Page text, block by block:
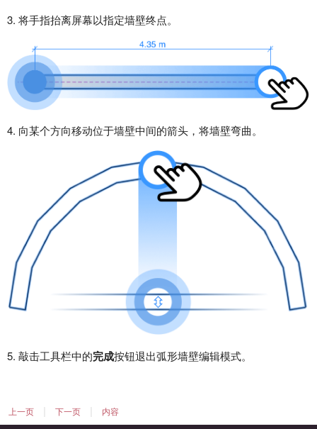
3. 将手指抬离屏幕以指定墙壁终点。
4. 向某个方向移动位于墙壁中间的箭头，将墙壁弯曲。
5. 敲击工具栏中的完成按钮退出弧形墙壁编辑模式。
上一页 下一页 内容